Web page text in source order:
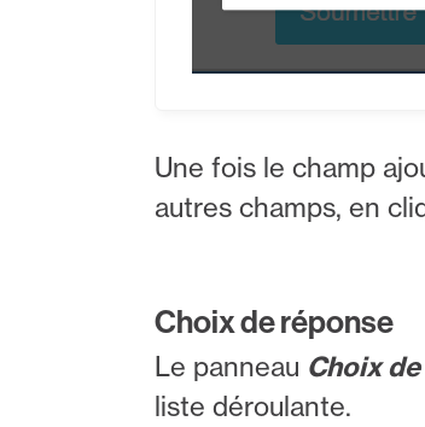
Une fois le champ
autres champs, en
Choix de réponse
Le panneau Choix
liste déroulante.